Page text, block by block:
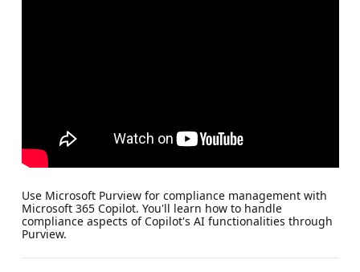
Use Microsoft Purview for compliance management with
Microsoft 365 Copilot. You'll learn how to handle
compliance aspects of Copilot's AI functionalities through
Purview.